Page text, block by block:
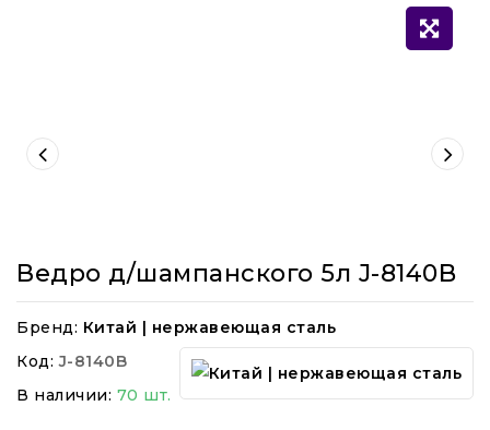
Ведро д/шампанского 5л J-8140B
Бренд: Китай | нержавеющая сталь
Код: J-8140B
В наличии: 70 шт.